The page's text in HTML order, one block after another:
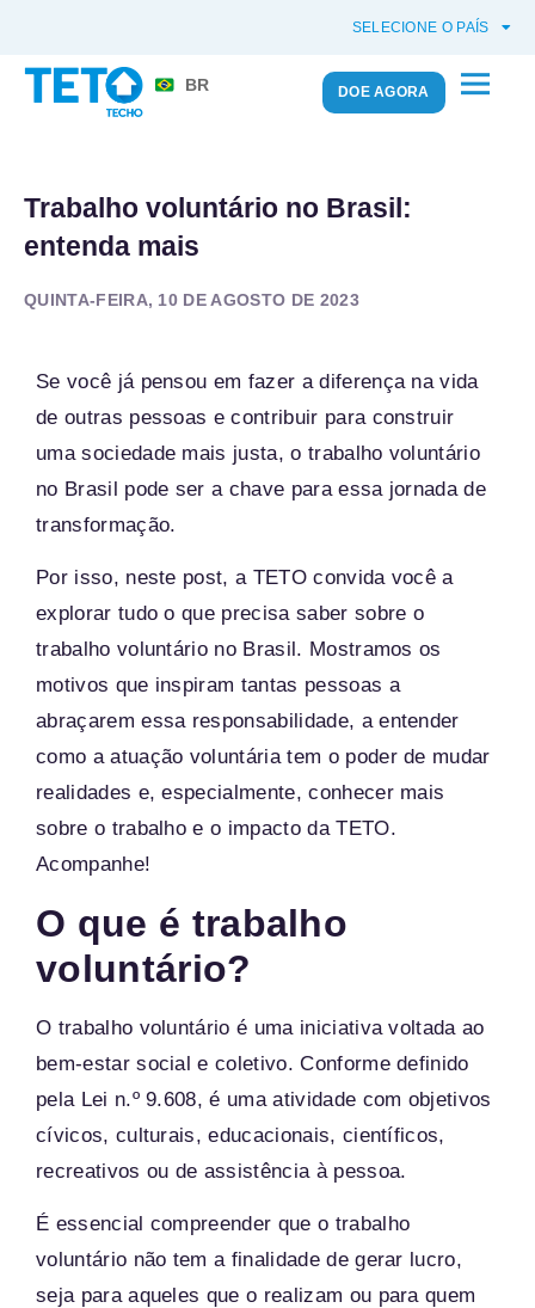
SELECIONE O PAÍS
BR DOE AGORA
Trabalho voluntário no Brasil:
entenda mais
QUINTA-FEIRA, 10 DE AGOSTO DE 2023
Se você já pensou em fazer a diferença na vida
de outras pessoas e contribuir para construir
uma sociedade mais justa, o trabalho voluntário
no Brasil pode ser a chave para essa jornada de
transformação.
Por isso, neste post, a TETO convida você a
explorar tudo o que precisa saber sobre o
trabalho voluntário no Brasil. Mostramos os
motivos que inspiram tantas pessoas a
abraçarem essa responsabilidade, a entender
como a atuação voluntária tem o poder de mudar
realidades e, especialmente, conhecer mais
sobre o trabalho e o impacto da TETO.
Acompanhe!
O que é trabalho
voluntário?
O trabalho voluntário é uma iniciativa voltada ao
bem-estar social e coletivo. Conforme definido
pela Lei n.º 9.608, é uma atividade com objetivos
cívicos, culturais, educacionais, científicos,
recreativos ou de assistência à pessoa.
É essencial compreender que o trabalho
voluntário não tem a finalidade de gerar lucro,
seja para aqueles que o realizam ou para quem